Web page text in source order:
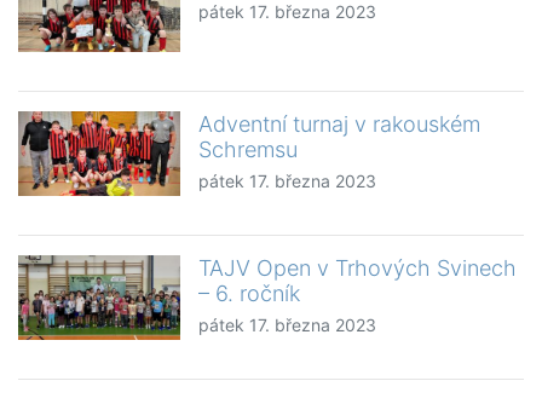
pátek 17. března 2023
Adventní turnaj v rakouském
Schremsu
pátek 17. března 2023
TAJV Open v Trhových Svinech
– 6. ročník
pátek 17. března 2023